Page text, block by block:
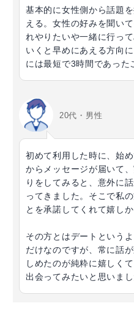
基本的に女性側から話題
える。女性の好みを聞い
れやりたいや一緒に行っ
いくと早めにあえる方向
には最短で3時間であった
20代・男性
初めて利用した時に、始
からメッセージが届いて
りをしてみると、意外に
ってきました。そこで私
とを承諾してくれて嬉しか
その方とはデートという
だけなのですが、常に話
しめたのが純粋に嬉しく
出会ってみたいと思いまし